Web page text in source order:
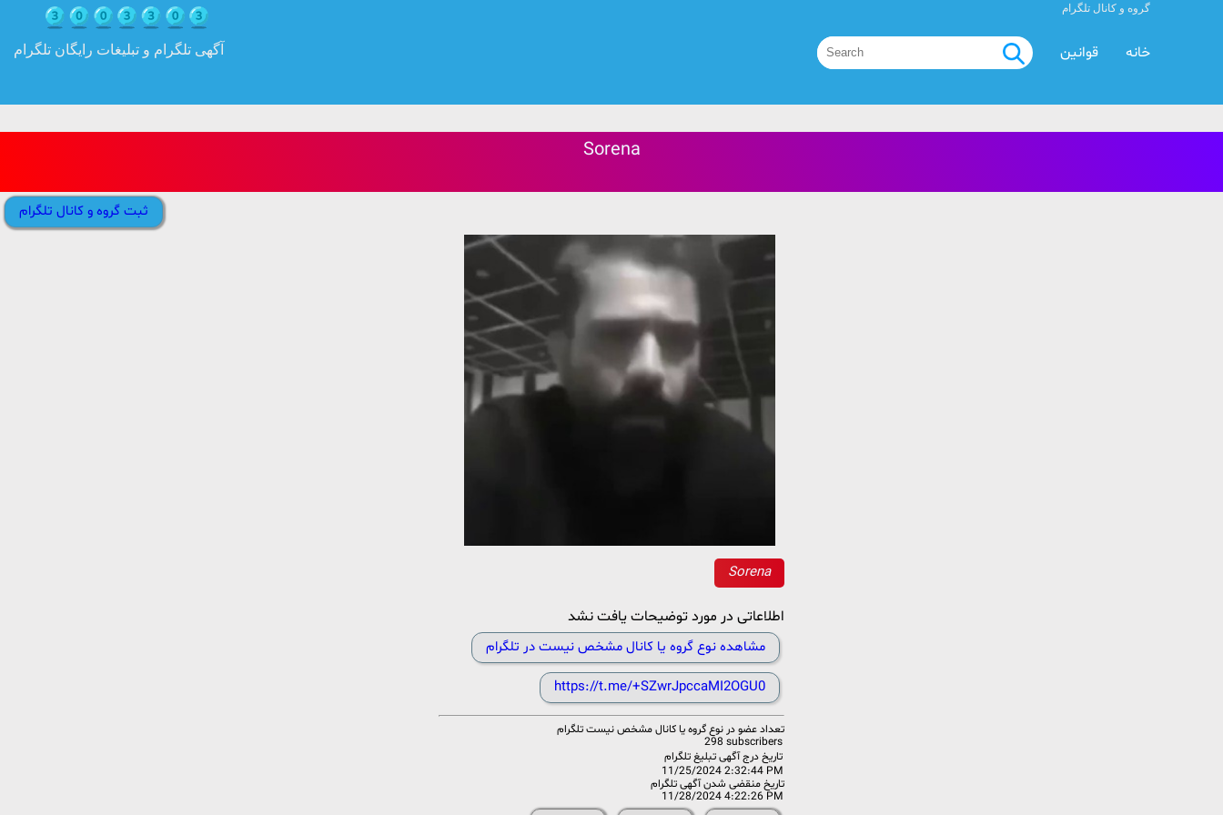
آگهی تلگرام و تبلیغات رایگان تلگرام
گروه و کانال تلگرام
قوانین خانه
Sorena
ثبت گروه و کانال تلگرام
Sorena
اطلاعاتی در مورد توضیحات یافت نشد
مشاهده نوع گروه یا کانال مشخص نیست در تلگرام
https://t.me/+SZwrJpccaMI2OGU0
تعداد عضو در نوع گروه یا کانال مشخص نیست تلگرام
298 subscribers
تاریخ درج آگهی تبلیغ تلگرام
11/25/2024 2:32:44 PM
تاریخ منقضی شدن آگهی تلگرام
11/28/2024 4:22:26 PM